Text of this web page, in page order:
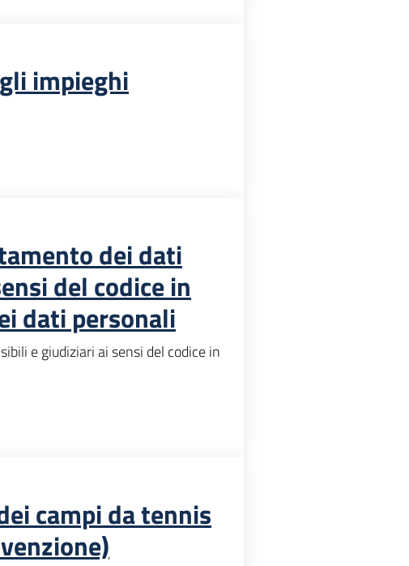
impieghi
dei dati
del codice in
dati personali
e giudiziari ai sensi del codice in
campi da tennis